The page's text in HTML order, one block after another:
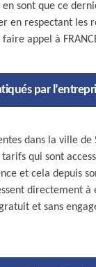
sont que ce
respectant les
appel à
par
dans la ville de
tarifs qui sont
et cela depuis
directement
et sans